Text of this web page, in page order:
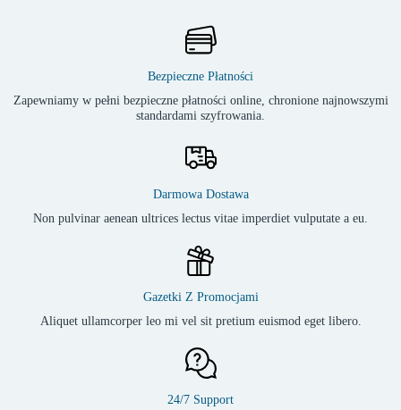
Bezpieczne Płatności
Zapewniamy w pełni bezpieczne płatności online, chronione najnowszymi
standardami szyfrowania.
Darmowa Dostawa
Non pulvinar aenean ultrices lectus vitae imperdiet vulputate a eu.
Gazetki Z Promocjami
Aliquet ullamcorper leo mi vel sit pretium euismod eget libero.
24/7 Support